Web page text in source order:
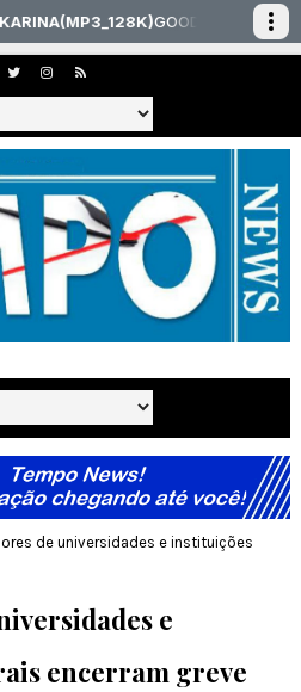
de universidades e instituições
e
encerram greve